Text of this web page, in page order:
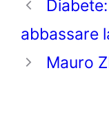
abbassare
Mauro